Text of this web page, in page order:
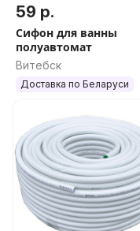
59 р.
Сифон для ванны
полуавтомат
Витебск
Доставка по Беларуси